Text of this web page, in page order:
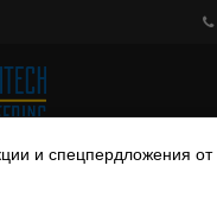
ПРОДУКЦИЯ
и спецпердложения от